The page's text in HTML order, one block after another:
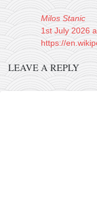
Milos Stanic
1st July 2026
https://
LEAVE A REPLY